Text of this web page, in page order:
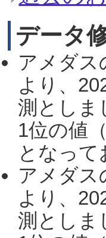
データ
アメダス
より、
測としま
1位の値
となって
アメダス
より、
測としま